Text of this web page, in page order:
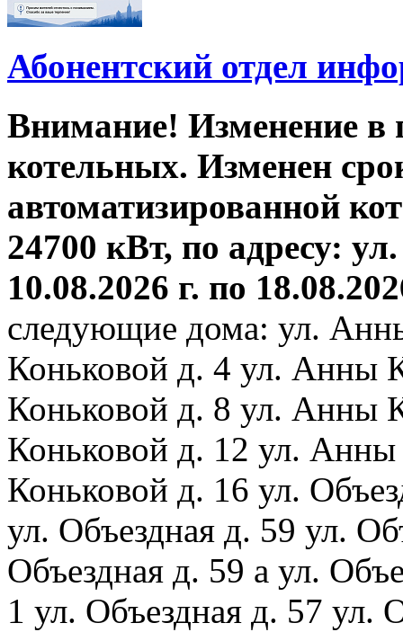
Абонентский отдел
Внимание! Изменение в
котельных. Изменен
автоматизированной
24700 кВт, по адресу:
10.08.2026 г. по
следующие дома: ул.
Коньковой д. 4 ул. Анны
Коньковой д. 8 ул. Анны
Коньковой д. 12 ул.
Коньковой д. 16 ул.
ул. Объездная д. 59 ул.
Объездная д. 59 а ул.
1 ул. Объездная д. 57 ул.